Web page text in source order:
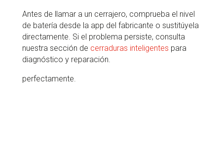
Antes de llamar a un cerrajero, comprueba el nivel
de batería desde la app del fabricante o sustitúyela
directamente. Si el problema persiste, consulta
nuestra sección de cerraduras inteligentes para
diagnóstico y reparación.
perfectamente.